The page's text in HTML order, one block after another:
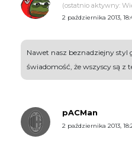
(ostatnio aktywny:
2 października 2013,
Nawet nasz beznadziejny
świadomość, że wszyscy są z
pACMan
2 października 2013,